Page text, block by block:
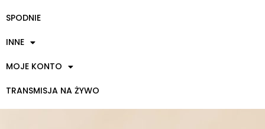
SPODNIE
INNE
MOJE KONTO
TRANSMISJA NA ŻYWO